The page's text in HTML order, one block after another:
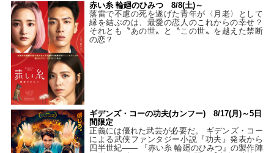
赤い糸 輪廻のひみつ 8/8(土)～
落雷で不慮の死を遂げた青年が〈月老〉として
縁を結ぶのは、最愛の恋人のこれからの幸せ？
それとも〝あの世〟と〝この世〟を越えた禁断
の恋？
ギデンズ・コーの功夫(カンフー) 8/17(月)～5日
間限定
正義には優れた武芸が必要だ。 ギデンズ・コー
による武侠ファンタジー小説『功夫』発表から
四半世紀―― 『赤い糸 輪廻のひみつ』の製作陣